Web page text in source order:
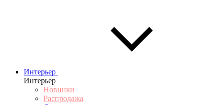
Интерьер
Интерьер
Новинки
Распродажа